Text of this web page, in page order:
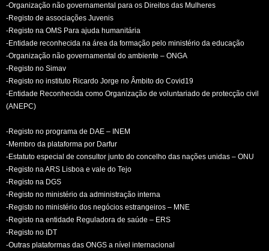
-Organização não governamental para os Direitos das Mulheres
-Registo de associações Juvenis
-Registo na OMS Para ajuda humanitária
-Entidade reconhecida na área da formação pelo ministério da educação
-Organização não governamental do ambiente – ONGA
-Registo no Simav
-Registo no instituto Ricardo Jorge no Âmbito do Covid19
-Entidade Reconhecida como Organização de voluntariado de protecção civil
(ANEPC)
-Registo no programa de DAE – INEM
-Membro da plataforma por Darfur
-Estatuto especial de consultor junto do concelho das nações unidas – ONU
-Registo na ARS Lisboa e vale do Tejo
-Registo na DGS
-Registo no ministério da administração interna
-Registo no ministério dos negócios estrangeiros – MNE
-Registo na entidade Reguladora de saúde – ERS
-Registo no IDT
-Outras plataformas das ONGS a nível internacional